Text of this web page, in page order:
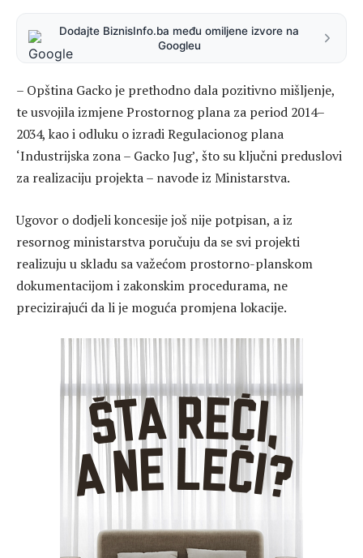
Dodajte BiznisInfo.ba među omiljene izvore na
Googleu
– Opština Gacko je prethodno dala pozitivno mišljenje,
te usvojila izmjene Prostornog plana za period 2014–
2034, kao i odluku o izradi Regulacionog plana
‘Industrijska zona – Gacko Jug’, što su ključni preduslovi
za realizaciju projekta – navode iz Ministarstva.
Ugovor o dodjeli koncesije još nije potpisan, a iz
resornog ministarstva poručuju da se svi projekti
realizuju u skladu sa važećom prostorno-planskom
dokumentacijom i zakonskim procedurama, ne
precizirajući da li je moguća promjena lokacije.